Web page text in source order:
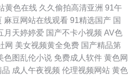
黄色在线 久久偷拍高清亚洲 91午
麻豆网站在线观看 91精选国产 国
月天婷婷爱 国产不卡小视频 AV色
网 美女视频黄全免费 国产精品第
色图乱伦小说 免费成人软件 黄色网
品 成人午夜视频 伦理视频网站 黄色